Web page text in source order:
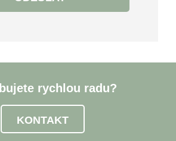
rychlou radu?
KONTAKT